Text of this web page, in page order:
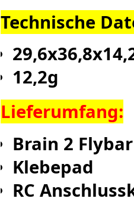
Technische
12,2g
Lieferumfang:
Brain 2
Klebepad
RC